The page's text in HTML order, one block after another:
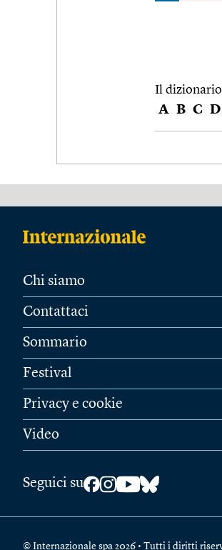
Il
A B C D
Chi siamo
Contattaci
Sommario
Festival
Privacy e cookie
Video
Seguici su
© Internazionale spa 2026 • Tutti i diritti